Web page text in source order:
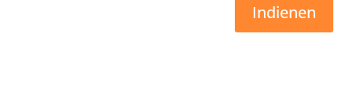
Indienen